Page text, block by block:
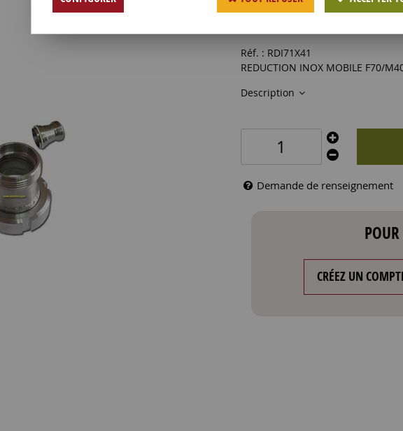
39,95€HT
Réf. : RDI71X41
REDUCTION INOX MOBILE F70/
Description
Demande de renseignement
CRÉEZ UN